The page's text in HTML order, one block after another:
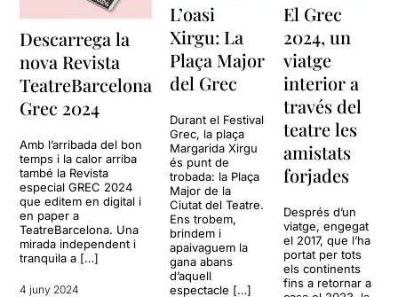
Descarrega la
nova Revista
TeatreBarcelona
Grec 2024
Amb l’arribada del bon
temps i la calor arriba
també la Revista
especial GREC 2024
que editem en digital i
en paper a
TeatreBarcelona. Una
mirada independent i
tranquila a […]
4 juny 2024
L’oasi
Xirgu: La
Plaça Major
del Grec
Durant el Festival
Grec, la plaça
Margarida Xirgu
és punt de
trobada: la Plaça
Major de la
Ciutat del Teatre.
Ens trobem,
brindem i
apaivaguem la
gana abans
d’aquell
espectacle […]
El Grec
2024, un
viatge
interior a
través del
teatre les
amistats
forjades
Després d’un
viatge, engegat
el 2017, que l’ha
portat per tots
els continents
fins a retornar a